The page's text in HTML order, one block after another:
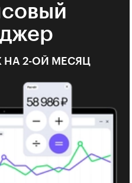
НА 2-ОЙ МЕСЯЦ